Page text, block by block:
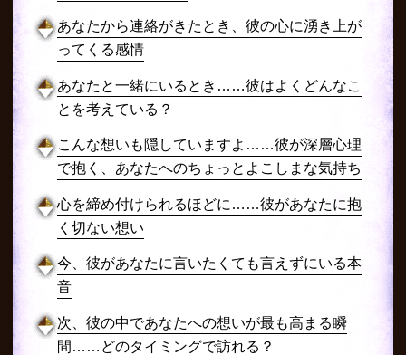
あなたから連絡がきたとき、彼の心に湧き上が
ってくる感情
あなたと一緒にいるとき……彼はよくどんなこ
とを考えている？
こんな想いも隠していますよ……彼が深層心理
で抱く、あなたへのちょっとよこしまな気持ち
心を締め付けられるほどに……彼があなたに抱
く切ない想い
今、彼があなたに言いたくても言えずにいる本
音
次、彼の中であなたへの想いが最も高まる瞬
間……どのタイミングで訪れる？